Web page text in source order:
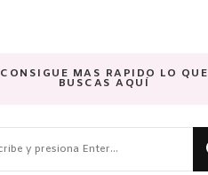
CONSIGUE MAS RAPIDO LO QUE
BUSCAS AQUÍ